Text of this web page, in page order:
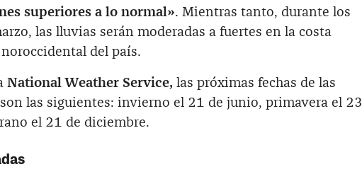
superiores a lo normal». Mientras tanto, durante los
las lluvias serán moderadas a fuertes en la costa
del país.
National Weather Service, las próximas fechas de las
las siguientes: invierno el 21 de junio, primavera el 23
el 21 de diciembre.